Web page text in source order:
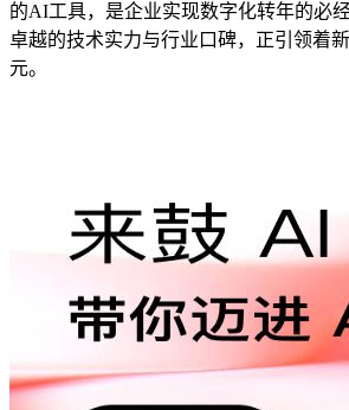
的AI工具，是企业实现数字化转年的必
卓越的技术实力与行业口碑，正引领着
元。